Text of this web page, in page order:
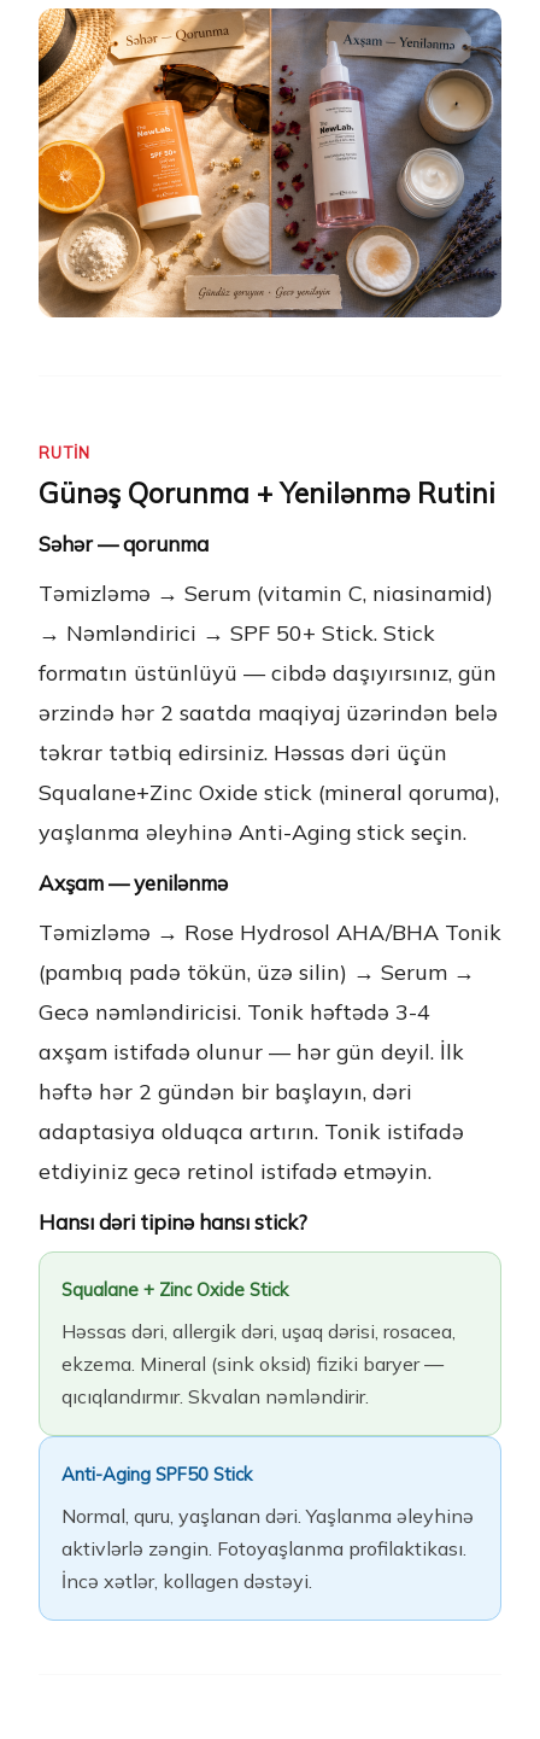
RUTIN
Günəş Qorunma + Yenilənmə Rutini
Səhər — qorunma
Təmizləmə → Serum (vitamin C, niasinamid)
→ Nəmləndirici → SPF 50+ Stick. Stick
formatın üstünlüyü — cibdə daşıyırsınız, gün
ərzində hər 2 saatda maqiyaj üzərindən belə
təkrar tətbiq edirsiniz. Həssas dəri üçün
Squalane+Zinc Oxide stick (mineral qoruma),
yaşlanma əleyhinə Anti-Aging stick seçin.
Axşam — yenilənmə
Təmizləmə → Rose Hydrosol AHA/BHA Tonik
(pambıq padə tökün, üzə silin) → Serum →
Gecə nəmləndiricisi. Tonik həftədə 3-4
axşam istifadə olunur — hər gün deyil. İlk
həftə hər 2 gündən bir başlayın, dəri
adaptasiya olduqca artırın. Tonik istifadə
etdiyiniz gecə retinol istifadə etməyin.
Hansı dəri tipinə hansı stick?
Squalane + Zinc Oxide Stick
Həssas dəri, allergik dəri, uşaq dərisi, rosacea,
ekzema. Mineral (sink oksid) fiziki baryer —
qıcıqlandırmır. Skvalan nəmləndirir.
Anti-Aging SPF50 Stick
Normal, quru, yaşlanan dəri. Yaşlanma əleyhinə
aktivlərlə zəngin. Fotoyaşlanma profilaktikası.
İncə xətlər, kollagen dəstəyi.